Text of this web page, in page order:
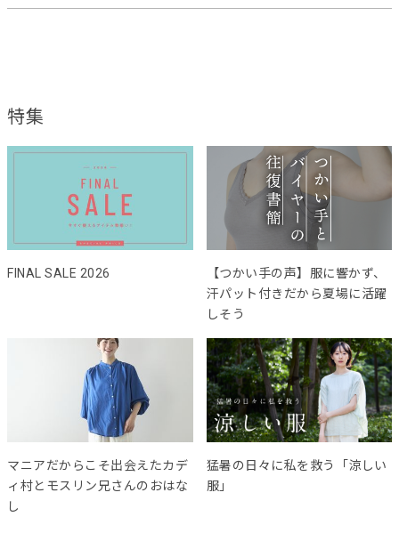
特集
FINAL SALE 2026
【つかい手の声】服に響かず、
汗パット付きだから夏場に活躍
しそう
マニアだからこそ出会えたカデ
ィ村とモスリン兄さんのおはな
し
猛暑の日々に私を救う「涼しい
服」